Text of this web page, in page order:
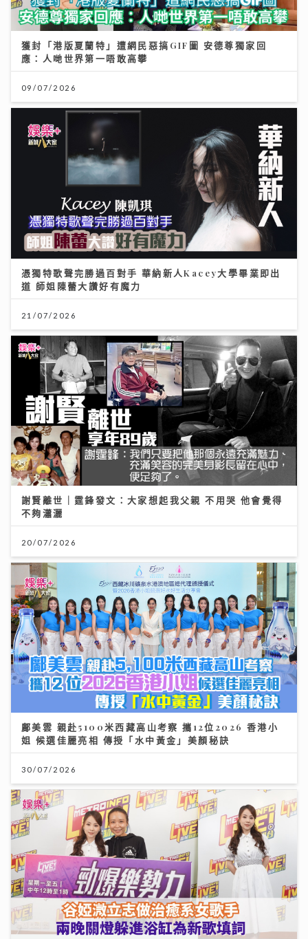
獲封「港版夏蘭特」遭網民惡搞GIF圖 安德尊獨家回
應：人哋世界第一唔敢高攀
09/07/2026
憑獨特歌聲完勝過百對手 華納新人Kacey大學畢業即出
道 師姐陳蕾大讚好有魔力
21/07/2026
謝賢離世｜霆鋒發文：大家想起我父親 不用哭 他會覺得
不夠瀟灑
20/07/2026
鄺美雲 親赴5100米西藏高山考察 攜12位2026 香港小
姐 候選佳麗亮相 傳授「水中黃金」美顏秘訣
30/07/2026